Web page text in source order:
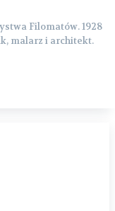
Filomatów. 1928
malarz i architekt.